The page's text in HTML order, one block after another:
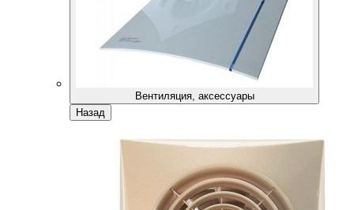
Вентиляция, аксессуары
Назад